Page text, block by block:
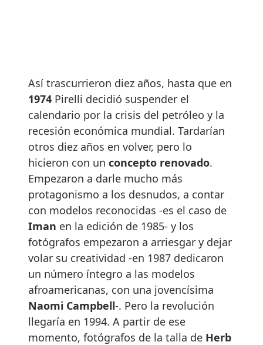
Así trascurrieron diez años, hasta que en
1974 Pirelli decidió suspender el
calendario por la crisis del petróleo y la
recesión económica mundial. Tardarían
otros diez años en volver, pero lo
hicieron con un concepto renovado.
Empezaron a darle mucho más
protagonismo a los desnudos, a contar
con modelos reconocidas -es el caso de
Iman en la edición de 1985- y los
fotógrafos empezaron a arriesgar y dejar
volar su creatividad -en 1987 dedicaron
un número íntegro a las modelos
afroamericanas, con una jovencísima
Naomi Campbell-. Pero la revolución
llegaría en 1994. A partir de ese
momento, fotógrafos de la talla de Herb